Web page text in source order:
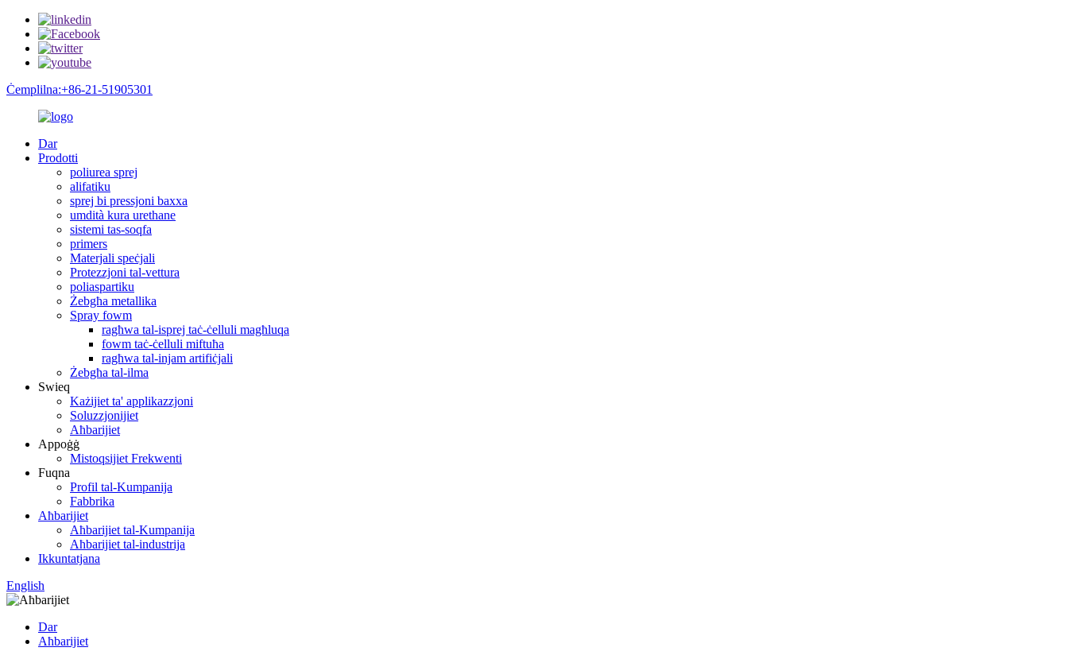
Ċemplilna:+86-21-51905301
Dar
Prodotti
poliurea sprej
alifatiku
sprej bi pressjoni baxxa
umdità kura urethane
sistemi tas-soqfa
primers
Materjali speċjali
Protezzjoni tal-vettura
poliaspartiku
Żebgħa metallika
Spray fowm
ragħwa tal-isprej taċ-ċelluli magħluqa
fowm taċ-ċelluli miftuħa
ragħwa tal-injam artifiċjali
Żebgħa tal-ilma
Swieq
Każijiet ta' applikazzjoni
Soluzzjonijiet
Aħbarijiet
Appoġġ
Mistoqsijiet Frekwenti
Fuqna
Profil tal-Kumpanija
Fabbrika
Aħbarijiet
Aħbarijiet tal-Kumpanija
Aħbarijiet tal-industrija
Ikkuntatjana
English
Dar
Aħbarijiet